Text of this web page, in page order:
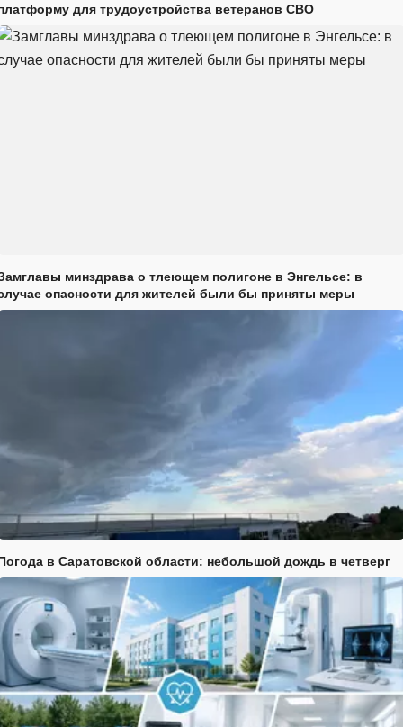
для трудоустройства ветеранов СВО
минздрава о тлеющем полигоне в Энгельсе: в
опасности для жителей были бы приняты меры
в Саратовской области: небольшой дождь в четверг